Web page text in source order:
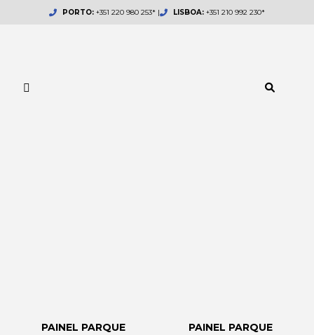
PORTO: +351 220 980 253* | LISBOA:+351 210 992 230*
PAINEL PARQUE
PAINEL PARQUE